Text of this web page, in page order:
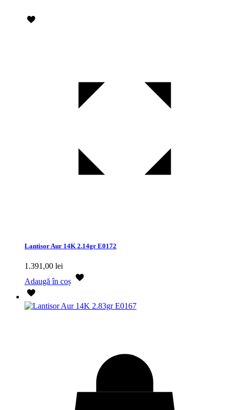
Lantisor Aur 14K 2.14gr E0172
1.391,00 lei
Adaugă în coș